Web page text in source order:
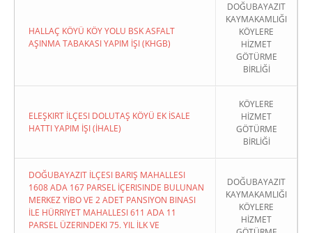
HALLAÇ KÖYÜ KÖY YOLU BSK ASFALT
AŞINMA TABAKASI YAPIM İŞI (KHGB)
DOĞUBAYAZIT
KAYMAKAMLIĞI
KÖYLERE
HİZMET
GÖTÜRME
BİRLİĞİ
ELEŞKIRT İLÇESI DOLUTAŞ KÖYÜ EK İSALE
HATTI YAPIM İŞI (İHALE)
KÖYLERE
HİZMET
GÖTÜRME
BİRLİĞİ
DOĞUBAYAZIT İLÇESI BARIŞ MAHALLESI
1608 ADA 167 PARSEL İÇERISINDE BULUNAN
MERKEZ YİBO VE 2 ADET PANSIYON BINASI
İLE HÜRRIYET MAHALLESI 611 ADA 11
PARSEL ÜZERINDEKI 75. YIL İLK VE
DOĞUBAYAZIT
KAYMAKAMLIĞI
KÖYLERE
HİZMET